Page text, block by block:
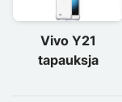
Vivo Y21
tapauksja